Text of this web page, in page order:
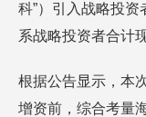
科”）引入战略投
系战略投资者合计
根据公告显示，本
增资前，综合考量